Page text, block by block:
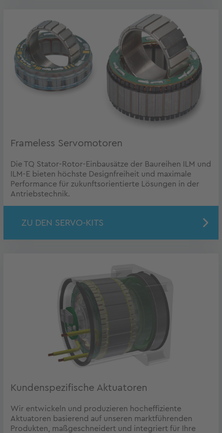
Frameless Servomotoren
Die TQ Stator-Rotor-Einbausätze der Baureihen ILM und
ILM-E bieten höchste Designfreiheit und maximale
Performance für zukunftsorientierte Lösungen in der
Antriebstechnik.
ZU DEN SERVO-KITS
Kundenspezifische Aktuatoren
Wir entwickeln und produzieren hocheffiziente
Aktuatoren basierend auf unseren marktführenden
Produkten, maßgeschneidert und integriert für Ihre